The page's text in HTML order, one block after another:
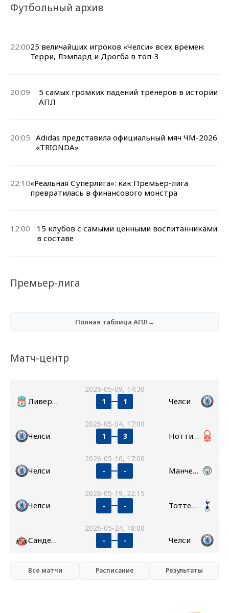
Футбольный архив
22:0025 величайших игроков «Челси» всех времен:
Терри, Лэмпард и Дрогба в топ-3
20:09
5 самых громких падений тренеров в истории
АПЛ
20:05
Adidas представила официальный мяч ЧМ-2026
«TRIONDA»
22:10«Реальная Суперлига»: как Премьер-лига
превратилась в финансового монстра
12:00
15 клубов с самыми ценными воспитанниками
в составе
Премьер-лига
Полная таблица АПЛ→
Матч-центр
2026-05-09, 14:30
Ливерпуль 1 1 Челси
2026-05-04, 17:00
Челси 1 3 Ноттингем Форест
2026-05-16, 17:00
Челси - - Манчестер Сити
2026-05-19, 22:15
Челси - - Тоттенхэм
2026-05-24, 18:00
Сандерленд - - Челси
Все матчи Расписание Результаты